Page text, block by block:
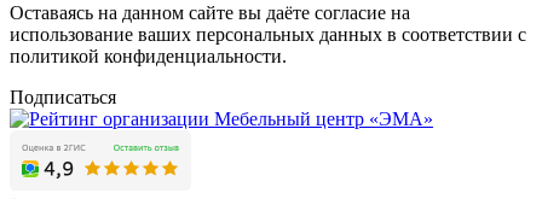
Оставаясь на данном сайте вы даёте согласие на
использование ваших персональных данных в соответствии с
политикой конфиденциальности.
Подписаться